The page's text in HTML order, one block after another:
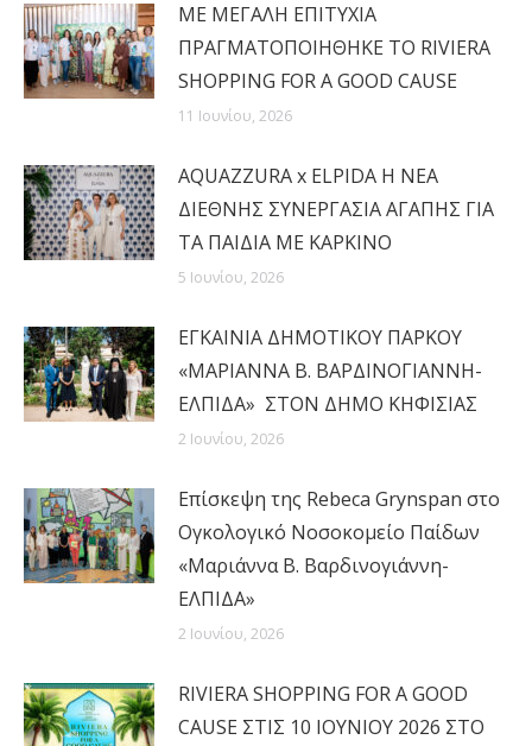
MΕ ΜΕΓΑΛΗ ΕΠΙΤΥΧΙΑ
ΠΡΑΓΜΑΤΟΠΟΙΗΘΗΚΕ ΤΟ RIVIERA
SHOPPING FOR A GOOD CAUSE
11 Ιουνίου, 2026
AQUAZZURA x ELPIDA Η ΝΕΑ
ΔΙΕΘΝΗΣ ΣΥΝΕΡΓΑΣΙΑ ΑΓΑΠΗΣ ΓΙΑ
ΤΑ ΠΑΙΔΙΑ ΜΕ ΚΑΡΚΙΝΟ
5 Ιουνίου, 2026
ΕΓΚΑΙΝΙΑ ΔΗΜΟΤΙΚΟΥ ΠΑΡΚΟΥ
«ΜΑΡΙΑΝΝΑ Β. ΒΑΡΔΙΝΟΓΙΑΝΝΗ-
ΕΛΠΙΔΑ» ΣΤΟΝ ΔΗΜΟ ΚΗΦΙΣΙΑΣ
2 Ιουνίου, 2026
Επίσκεψη της Rebeca Grynspan στο
Ογκολογικό Νοσοκομείο Παίδων
«Μαριάννα Β. Βαρδινογιάννη-
ΕΛΠΙΔΑ»
2 Ιουνίου, 2026
RIVIERA SHOPPING FOR A GOOD
CAUSE ΣΤΙΣ 10 ΙΟΥΝΙΟΥ 2026 ΣΤΟ